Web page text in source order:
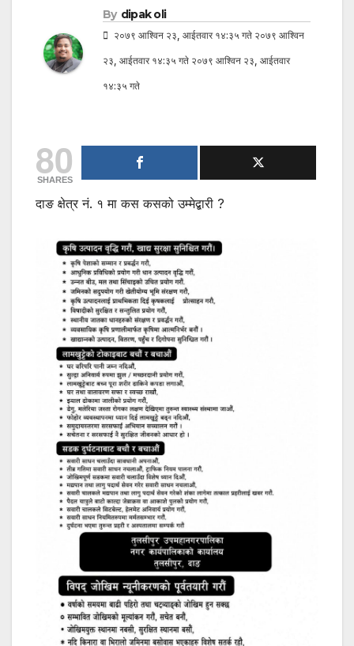
By dipak oli
२०७९ आश्विन २३, आईतवार १४:३५ गते २०७९ आश्विन
२३, आईतवार १४:३५ गते २०७९ आश्विन २३, आईतवार
१४:३५ गते
80
SHARES
दाङ क्षेत्र नं. १ मा कस कसको उम्मेद्बारी ?